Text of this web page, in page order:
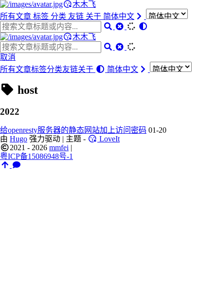
木木飞
所有文章 标签 分类 友链 关于 简体中文
木木飞
取消
所有文章标签分类友链关于 简体中文
host
2022
给openresty服务器的静态网站加上访问密码 01-20
由 Hugo 强力驱动 | 主题 -
LoveIt
2021 - 2026 mmfei |
粤ICP备15086948号-1